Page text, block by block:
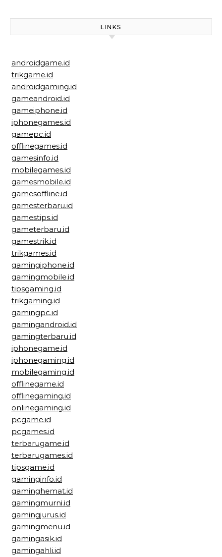
LINKS
androidgame.id
trikgame.id
androidgaming.id
gameandroid.id
gameiphone.id
iphonegames.id
gamepc.id
offlinegames.id
gamesinfo.id
mobilegames.id
gamesmobile.id
gamesoffline.id
gamesterbaru.id
gamestips.id
gameterbaru.id
gamestrik.id
trikgames.id
gamingiphone.id
gamingmobile.id
tipsgaming.id
trikgaming.id
gamingpc.id
gamingandroid.id
gamingterbaru.id
iphonegame.id
iphonegaming.id
mobilegaming.id
offlinegame.id
offlinegaming.id
onlinegaming.id
pcgame.id
pcgames.id
terbarugame.id
terbarugames.id
tipsgame.id
gaminginfo.id
gaminghemat.id
gamingmurni.id
gamingjurus.id
gamingmenu.id
gamingasik.id
gamingahli.id